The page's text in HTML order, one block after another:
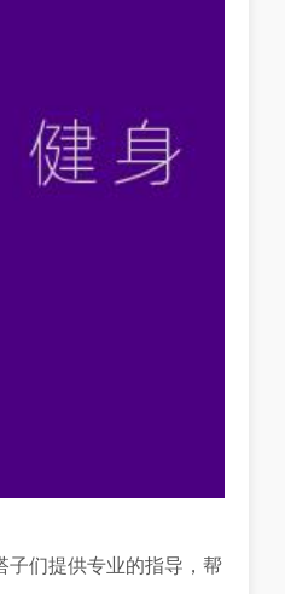
子们提供专业的指导，帮